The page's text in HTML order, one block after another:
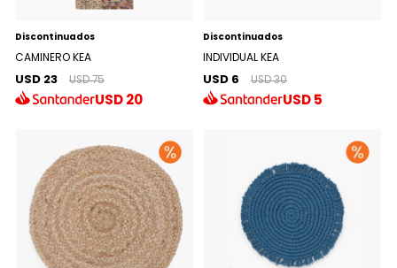
Discontinuados
CAMINERO KEA
USD 23 USD 75
USD20
Discontinuados
INDIVIDUAL KEA
USD 6 USD 30
USD5